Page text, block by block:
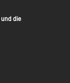
und die